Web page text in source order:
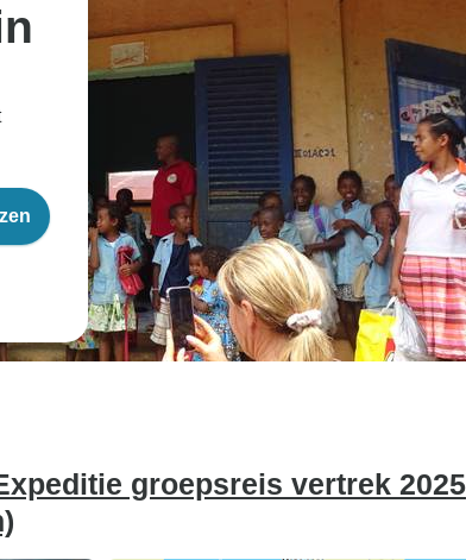
groepsreis vertrek 2025